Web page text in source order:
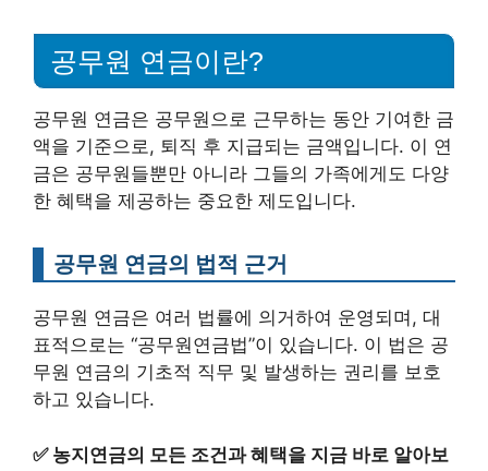
공무원 연금이란?
공무원 연금은 공무원으로 근무하는 동안 기여한 금
액을 기준으로, 퇴직 후 지급되는 금액입니다. 이 연
금은 공무원들뿐만 아니라 그들의 가족에게도 다양
한 혜택을 제공하는 중요한 제도입니다.
공무원 연금의 법적 근거
공무원 연금은 여러 법률에 의거하여 운영되며, 대
표적으로는 “공무원연금법”이 있습니다. 이 법은 공
무원 연금의 기초적 직무 및 발생하는 권리를 보호
하고 있습니다.
✅ 농지연금의 모든 조건과 혜택을 지금 바로 알아보